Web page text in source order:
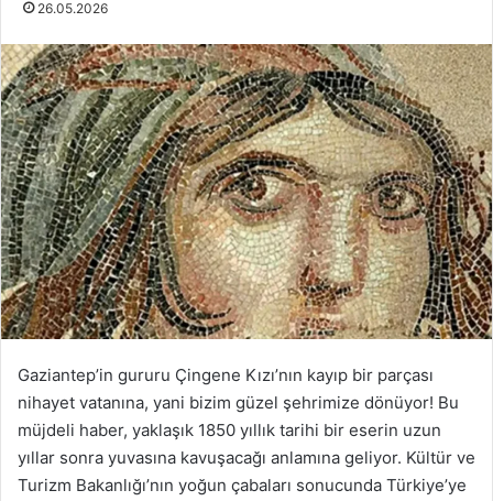
26.05.2026
Gaziantep’in gururu Çingene Kızı’nın kayıp bir parçası
nihayet vatanına, yani bizim güzel şehrimize dönüyor! Bu
müjdeli haber, yaklaşık 1850 yıllık tarihi bir eserin uzun
yıllar sonra yuvasına kavuşacağı anlamına geliyor. Kültür ve
Turizm Bakanlığı’nın yoğun çabaları sonucunda Türkiye’ye